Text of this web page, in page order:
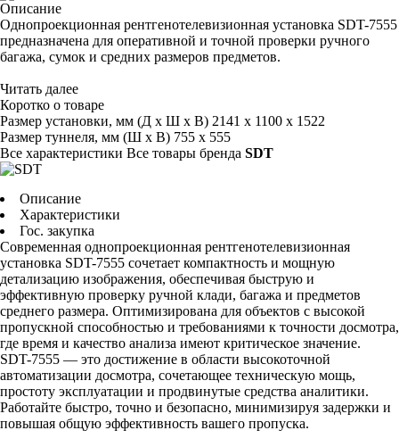
Описание
Однопроекционная рентгенотелевизионная установка SDT-7555
предназначена для оперативной и точной проверки ручного
багажа, сумок и средних размеров предметов.
Читать далее
Коротко о товаре
Размер установки, мм (Д х Ш х В) 2141 х 1100 х 1522
Размер туннеля, мм (Ш х В) 755 х 555
Все характеристики Все товары бренда SDT
Описание
Характеристики
Гос. закупка
Современная однопроекционная рентгенотелевизионная
установка SDT-7555 сочетает компактность и мощную
детализацию изображения, обеспечивая быструю и
эффективную проверку ручной клади, багажа и предметов
среднего размера. Оптимизирована для объектов с высокой
пропускной способностью и требованиями к точности досмотра,
где время и качество анализа имеют критическое значение.
SDT-7555 — это достижение в области высокоточной
автоматизации досмотра, сочетающее техническую мощь,
простоту эксплуатации и продвинутые средства аналитики.
Работайте быстро, точно и безопасно, минимизируя задержки и
повышая общую эффективность вашего пропуска.